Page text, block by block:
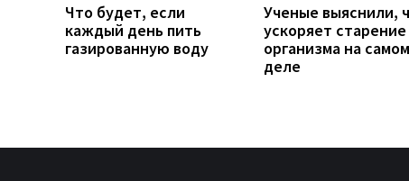
Что будет, если
каждый день пить
газированную воду
Ученые выяснили,
ускоряет старение
организма на самом
деле